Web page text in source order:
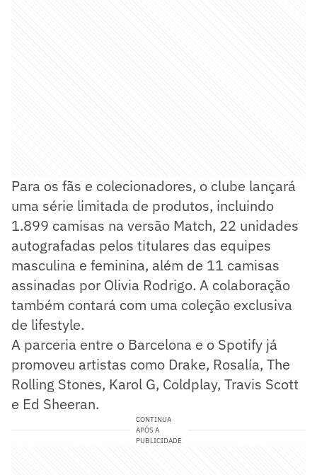
Para os fãs e colecionadores, o clube lançará
uma série limitada de produtos, incluindo
1.899 camisas na versão Match, 22 unidades
autografadas pelos titulares das equipes
masculina e feminina, além de 11 camisas
assinadas por Olivia Rodrigo. A colaboração
também contará com uma coleção exclusiva
de lifestyle.
A parceria entre o Barcelona e o Spotify já
promoveu artistas como Drake, Rosalía, The
Rolling Stones, Karol G, Coldplay, Travis Scott
e Ed Sheeran.
CONTINUA
APÓS A
PUBLICIDADE